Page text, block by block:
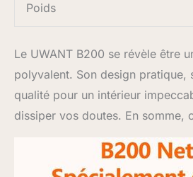
Poids
Le UWANT B200 se révèle être
polyvalent. Son design
qualité pour un intérieur
dissiper vos doutes. En somme,